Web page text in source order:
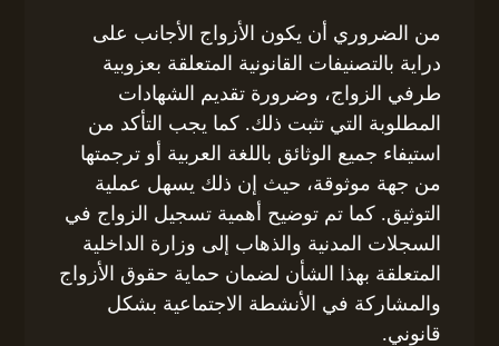
من الضروري أن يكون الأزواج الأجانب على
دراية بالتصنيفات القانونية المتعلقة بعزوبية
طرفي الزواج، وضرورة تقديم الشهادات
المطلوبة التي تثبت ذلك. كما يجب التأكد من
استيفاء جميع الوثائق باللغة العربية أو ترجمتها
من جهة موثوقة، حيث إن ذلك يسهل عملية
التوثيق. كما تم توضيح أهمية تسجيل الزواج في
السجلات المدنية والذهاب إلى وزارة الداخلية
المتعلقة بهذا الشأن لضمان حماية حقوق الأزواج
والمشاركة في الأنشطة الاجتماعية بشكل
قانوني.